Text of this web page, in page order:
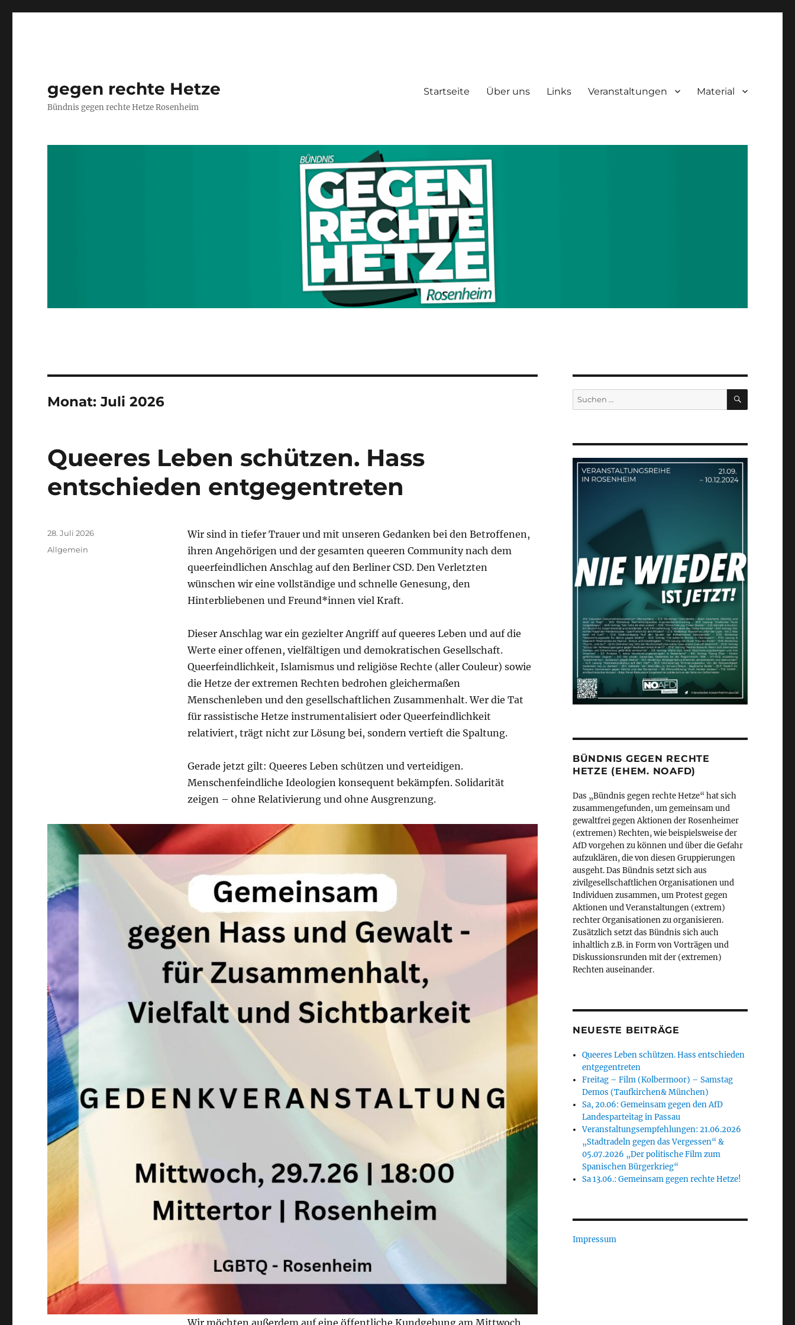
gegen rechte Hetze
Bündnis gegen rechte Hetze Rosenheim
Startseite Über uns Links Veranstaltungen Material
Monat:Juli 2026
Queeres Leben schützen. Hass
entschieden entgegentreten
Wir sind in tiefer Trauer und mit unseren Gedanken bei den Betroffenen,
ihren Angehörigen und der gesamten queeren Community nach dem
queerfeindlichen Anschlag auf den Berliner CSD. Den Verletzten
wünschen wir eine vollständige und schnelle Genesung, den
Hinterbliebenen und Freund*innen viel Kraft.
Dieser Anschlag war ein gezielter Angriff auf queeres Leben und auf die
Werte einer offenen, vielfältigen und demokratischen Gesellschaft.
Queerfeindlichkeit, Islamismus und religiöse Rechte (aller Couleur) sowie
die Hetze der extremen Rechten bedrohen gleichermaßen
Menschenleben und den gesellschaftlichen Zusammenhalt. Wer die Tat
für rassistische Hetze instrumentalisiert oder Queerfeindlichkeit
relativiert, trägt nicht zur Lösung bei, sondern vertieft die Spaltung.
Gerade jetzt gilt: Queeres Leben schützen und verteidigen.
Menschenfeindliche Ideologien konsequent bekämpfen. Solidarität
zeigen – ohne Relativierung und ohne Ausgrenzung.
Wir möchten außerdem auf eine öffentliche Kundgebung am Mittwoch,
Veröffentlicht
am
28. Juli 2026
Kategorien
Allgemein
Suchen
nach:
SUCHEN
BÜNDNIS GEGEN RECHTE
HETZE (EHEM. NOAFD)
Das „Bündnis gegen rechte Hetze“ hat sich
zusammengefunden, um gemeinsam und
gewaltfrei gegen Aktionen der Rosenheimer
(extremen) Rechten, wie beispielsweise der
AfD vorgehen zu können und über die Gefahr
aufzuklären, die von diesen Gruppierungen
ausgeht. Das Bündnis setzt sich aus
zivilgesellschaftlichen Organisationen und
Individuen zusammen, um Protest gegen
Aktionen und Veranstaltungen (extrem)
rechter Organisationen zu organisieren.
Zusätzlich setzt das Bündnis sich auch
inhaltlich z.B. in Form von Vorträgen und
Diskussionsrunden mit der (extremen)
Rechten auseinander.
NEUESTE BEITRÄGE
Queeres Leben schützen. Hass entschieden
entgegentreten
Freitag – Film (Kolbermoor) – Samstag
Demos (Taufkirchen& München)
Sa, 20.06: Gemeinsam gegen den AfD
Landesparteitag in Passau
Veranstaltungsempfehlungen: 21.06.2026
„Stadtradeln gegen das Vergessen“ &
05.07.2026 „Der politische Film zum
Spanischen Bürgerkrieg“
Sa 13.06.: Gemeinsam gegen rechte Hetze!
Impressum